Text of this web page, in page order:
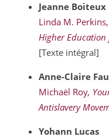
Jeanne Boiteux
Linda M. Perkins,
Higher
[Texte intégral]
Anne-Claire
Michaël Roy,
Antislavery
Yohann Lucas